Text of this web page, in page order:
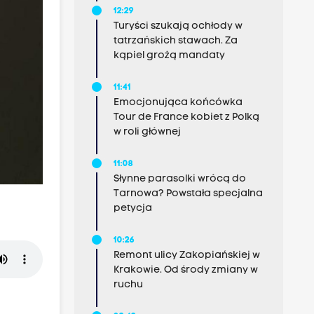
12:29
Turyści szukają ochłody w
tatrzańskich stawach. Za
kąpiel grożą mandaty
11:41
Emocjonująca końcówka
Tour de France kobiet z Polką
w roli głównej
11:08
Słynne parasolki wrócą do
Tarnowa? Powstała specjalna
petycja
10:26
Remont ulicy Zakopiańskiej w
Krakowie. Od środy zmiany w
ruchu